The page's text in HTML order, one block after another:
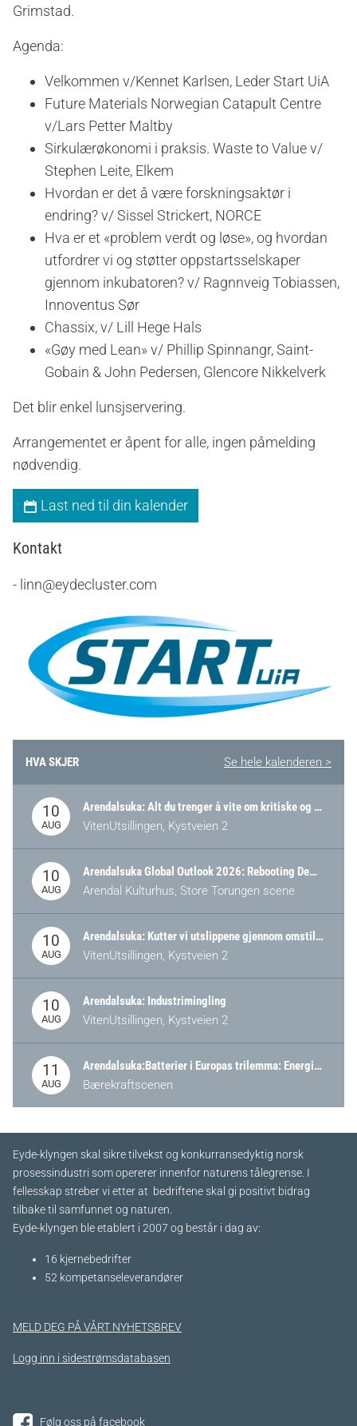
Grimstad.
Agenda:
Velkommen v/Kennet Karlsen, Leder Start UiA
Future Materials Norwegian Catapult Centre
v/Lars Petter Maltby
Sirkulærøkonomi i praksis. Waste to Value v/
Stephen Leite, Elkem
Hvordan er det å være forskningsaktør i
endring? v/ Sissel Strickert, NORCE
Hva er et «problem verdt og løse», og hvordan
utfordrer vi og støtter oppstartsselskaper
gjennom inkubatoren? v/ Ragnnveig Tobiassen,
Innoventus Sør
Chassix, v/ Lill Hege Hals
«Gøy med Lean» v/ Phillip Spinnangr, Saint-
Gobain & John Pedersen, Glencore Nikkelverk
Det blir enkel lunsjservering.
Arrangementet er åpent for alle, ingen påmelding
nødvendig.
Last ned til din kalender
Kontakt
- linn@eydecluster.com
HVA SKJER Se hele kalenderen >
10
AUG
Arendalsuka: Alt du trenger å vite om kritiske og strategiske verdikjeder i Norge
VitenUtsillingen, Kystveien 2
10
AUG
Arendalsuka Global Outlook 2026: Rebooting Democracy for a New World Order
Arendal Kulturhus, Store Torungen scene
10
AUG
Arendalsuka: Kutter vi utslippene gjennom omstilling – eller tap av industri?
VitenUtsillingen, Kystveien 2
10
AUG
Arendalsuka: Industrimingling
VitenUtsillingen, Kystveien 2
11
AUG
Arendalsuka:Batterier i Europas trilemma: Energisikkerhet, konkurransekraft og bærekraft (Battery Norway-arrangement)
Bærekraftscenen
Eyde-klyngen skal sikre tilvekst og konkurransedyktig norsk
prosessindustri som opererer innenfor naturens tålegrense. I
fellesskap streber vi etter at bedriftene skal gi positivt bidrag
tilbake til samfunnet og naturen.
Eyde-klyngen ble etablert i 2007 og består i dag av:
16 kjernebedrifter​
52 kompetanseleverandører
MELD DEG PÅ VÅRT NYHETSBREV
Logg inn i sidestrømsdatabasen
Følg oss på facebook